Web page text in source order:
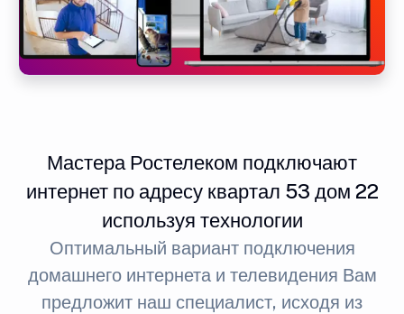
Мастера Ростелеком подключают
интернет по адресу квартал 53 дом 22
используя технологии
Оптимальный вариант подключения
домашнего интернета и телевидения Вам
предложит наш специалист, исходя из